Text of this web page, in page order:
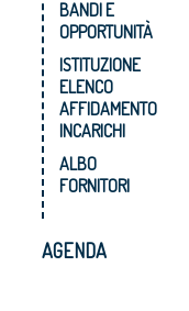
BANDI E
OPPORTUNITÀ
ISTITUZIONE
ELENCO
AFFIDAMENTO
INCARICHI
ALBO
FORNITORI
AGENDA